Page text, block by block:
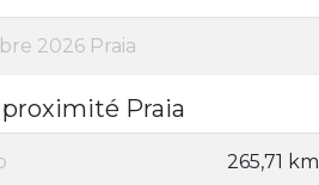
2026 Praia
proximité Praia
265,71 km